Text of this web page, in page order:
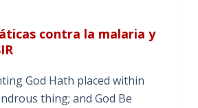
contra la malaria y
God Hath placed within
thing; and God Be